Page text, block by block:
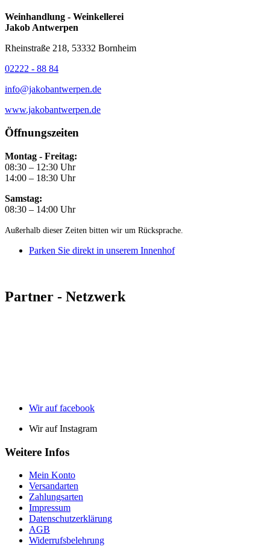
Weinhandlung - Weinkellerei
Jakob Antwerpen
Rheinstraße 218, 53332 Bornheim
02222 - 88 84
info@jakobantwerpen.de
www.jakobantwerpen.de
Öffnungszeiten
Montag - Freitag:
08:30 – 12:30 Uhr
14:00 – 18:30 Uhr
Samstag:
08:30 – 14:00 Uhr
Außerhalb dieser Zeiten bitten wir um Rücksprache.
Parken Sie direkt in unserem Innenhof
Partner - Netzwerk
Wir auf facebook
Wir auf Instagram
Weitere Infos
Mein Konto
Versandarten
Zahlungsarten
Impressum
Datenschutzerklärung
AGB
Widerrufsbelehrung